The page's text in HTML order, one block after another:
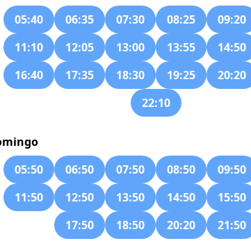
05:40
06:35 07:30 08:25 09:20
11:10
12:05 13:00 13:55 14:50
16:40
17:35 18:30 19:25 20:20
22:10
05:50
06:50 07:50 08:50 09:50
11:50
12:50 13:50 14:50 15:50
17:50
18:50 20:20 21:50